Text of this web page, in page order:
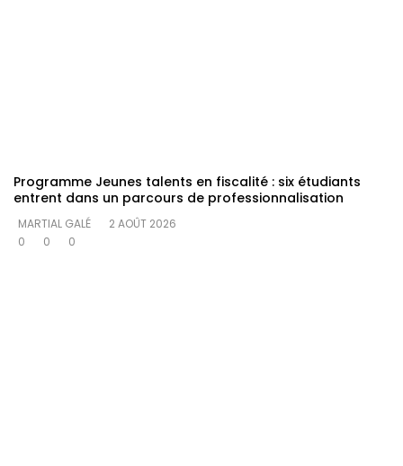
Programme Jeunes talents en fiscalité : six étudiants
entrent dans un parcours de professionnalisation
MARTIAL GALÉ
2 AOÛT 2026
0
0 0